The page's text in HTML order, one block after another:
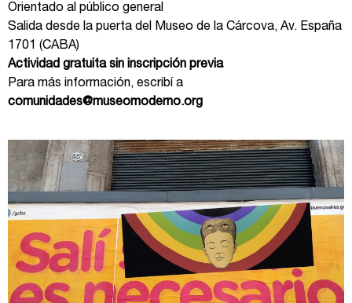
Orientado al público general
Salida desde la puerta del Museo de la Cárcova, Av. España
1701 (CABA)
Actividad gratuita sin inscripción previa
Para más información, escribí a
comunidades@museomoderno.org